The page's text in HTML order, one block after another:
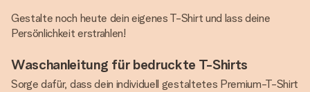
Gestalte noch heute dein eigenes T-Shirt und lass deine
Persönlichkeit erstrahlen!
Waschanleitung für bedruckte T-Shirts
Sorge dafür, dass dein individuell gestaltetes Premium-T-Shirt